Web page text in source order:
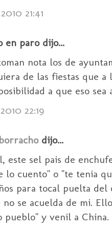
21:41
en paro dijo...
nota los de
de las fiestas que
a que eso sea
22:19
dijo...
este sel pais de
lo cuento" o "te tenia
para tocal puelta
no se acuelda de mi.
pueblo" y venil a